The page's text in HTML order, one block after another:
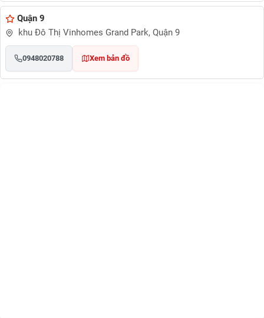
Quận 9
khu Đô Thị Vinhomes Grand Park, Quận 9
0948020788 Xem bản đồ